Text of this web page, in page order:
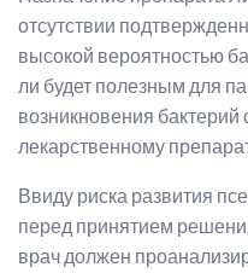
отсутствии
высокой вероятностью
ли будет полезным для
возникновения бактерий
лекарственному
Ввиду риска развития
перед принятием
врач должен